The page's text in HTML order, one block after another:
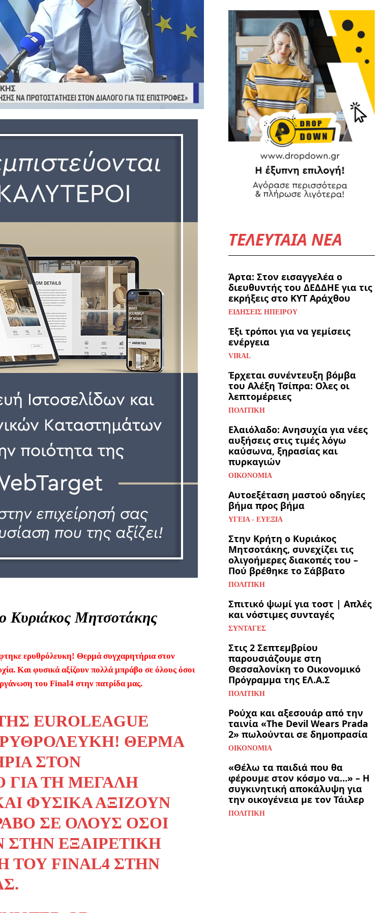
Κυριάκος Μητσοτάκης
ερυθρόλευκη! Θερμά συγχαρητήρια στον
Και φυσικά αξίζουν πολλά μπράβο σε όλους όσοι
του Final4 στην πατρίδα μας.
EUROLEAGUE
ΘΕΡΜΆ
ΣΤΟΝ
ΓΙΑ ΤΗ ΜΕΓΆΛΗ
ΦΥΣΙΚΆ ΑΞΊΖΟΥΝ
ΣΕ ΌΛΟΥΣ ΌΣΟΙ
ΕΞΑΙΡΕΤΙΚΉ
ΤΟΥ FINAL4 ΣΤΗΝ
ΤΕΛΕΥΤΑΙΑ ΝΕΑ
Άρτα: Στον εισαγγελέα ο
διευθυντής του ΔΕΔΔΗΕ για τις
εκρήξεις στο ΚΥΤ Αράχθου
ΕΙΔΉΣΕΙΣ ΗΠΕΊΡΟΥ
Έξι τρόποι για να γεμίσεις
ενέργεια
VIRAL
Έρχεται συνέντευξη βόμβα
του Αλέξη Τσίπρα: Ολες οι
λεπτομέρειες
ΠΟΛΙΤΙΚΉ
Ελαιόλαδο: Ανησυχία για νέες
αυξήσεις στις τιμές λόγω
καύσωνα, ξηρασίας και
πυρκαγιών
ΟΙΚΟΝΟΜΊΑ
Αυτοεξέταση μαστού οδηγίες
βήμα προς βήμα
ΥΓΕΊΑ - ΕΥΕΞΊΑ
Στην Κρήτη ο Κυριάκος
Μητσοτάκης, συνεχίζει τις
ολιγοήμερες διακοπές του –
Πού βρέθηκε το Σάββατο
ΠΟΛΙΤΙΚΉ
Σπιτικό ψωμί για τοστ | Απλές
και νόστιμες συνταγές
ΣΥΝΤΑΓΈΣ
Στις 2 Σεπτεμβρίου
παρουσιάζουμε στη
Θεσσαλονίκη το Οικονομικό
Πρόγραμμα της ΕΛ.Α.Σ
ΠΟΛΙΤΙΚΉ
Ρούχα και αξεσουάρ από την
ταινία «The Devil Wears Prada
2» πωλούνται σε δημοπρασία
ΟΙΚΟΝΟΜΊΑ
«Θέλω τα παιδιά που θα
φέρουμε στον κόσμο να…» – Η
συγκινητική αποκάλυψη για
την οικογένεια με τον Τάιλερ
ΠΟΛΙΤΙΚΉ